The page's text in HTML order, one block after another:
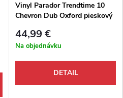
Vinyl Parador Trendtime 10
Chevron Dub Oxford pieskový
44,99 €
Na objednávku
DETAIL